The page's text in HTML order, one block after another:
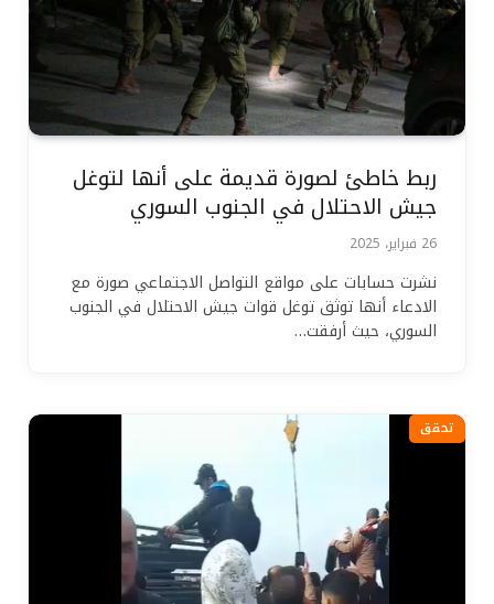
ربط خاطئ لصورة قديمة على أنها لتوغل
جيش الاحتلال في الجنوب السوري
26 فبراير، 2025
نشرت حسابات على مواقع التواصل الاجتماعي صورة مع
الادعاء أنها توثق توغل قوات جيش الاحتلال في الجنوب
السوري، حيث أرفقت…
تحقق